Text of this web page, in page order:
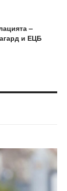
–
и ЕЦБ